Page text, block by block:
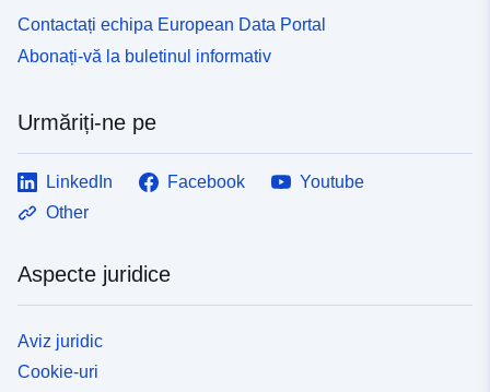
Contactați echipa European Data Portal
Abonați-vă la buletinul informativ
Urmăriți-ne pe
LinkedIn Facebook
Youtube
Other
Aspecte juridice
Aviz juridic
Cookie-uri